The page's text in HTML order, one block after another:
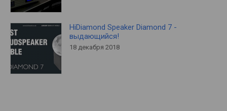
HiDiamond Speaker Diamond 7 -
выдающийся!
18 декабря 2018